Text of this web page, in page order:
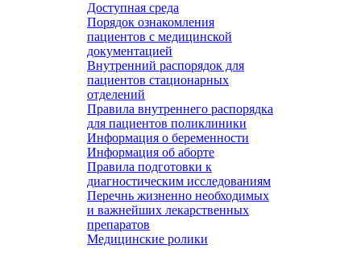
Доступная среда
Порядок ознакомления
пациентов с медицинской
документацией
Внутренний распорядок для
пациентов стационарных
отделений
Правила внутреннего распорядка
для пациентов поликлиники
Информация о беременности
Информация об аборте
Правила подготовки к
диагностическим исследованиям
Перечнь жизненно необходимых
и важнейших лекарственных
препаратов
Медицинские ролики